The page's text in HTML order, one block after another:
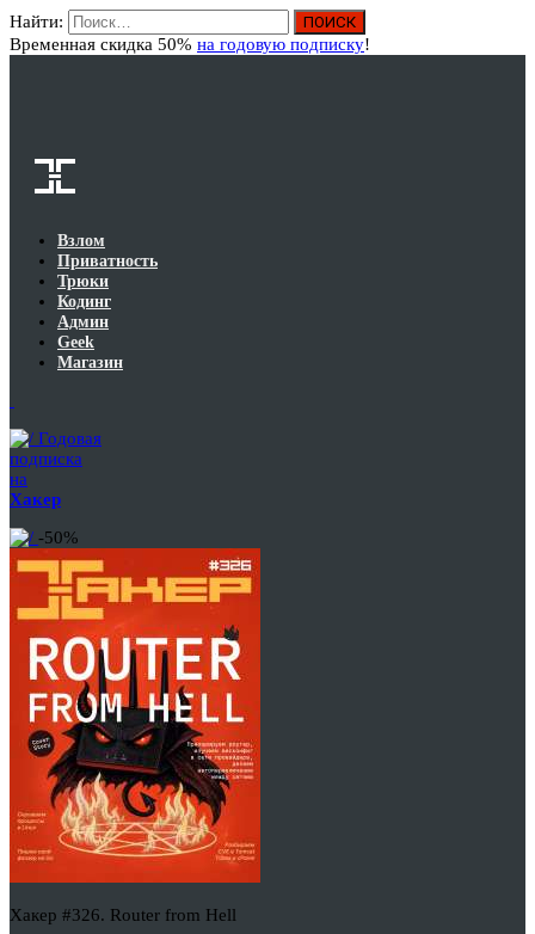
Найти:
Временная скидка 50% на годовую подписку!
Взлом
Приватность
Трюки
Кодинг
Админ
Geek
Магазин
Годовая
подписка
на
Хакер
-50%
Хакер #326. Router from Hell